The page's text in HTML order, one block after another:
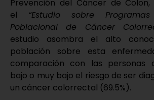
Prevención del Cáncer de
el “Estudio sobre
Poblacional de Cáncer
estudio asombra el alto
población sobre esta
comparación con las personas
bajo o muy bajo el riesgo de ser
un cáncer colorrectal (69.5%).